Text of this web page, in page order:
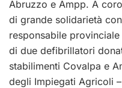
Abruzzo e Ampp. A
di grande solidarietà
responsabile
di due defibrillatori
stabilimenti Covalpa e
degli Impiegati Agricoli